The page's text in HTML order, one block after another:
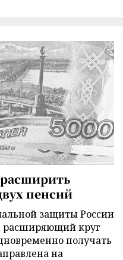
пенсий
защиты России
расширяющий круг
получать
на